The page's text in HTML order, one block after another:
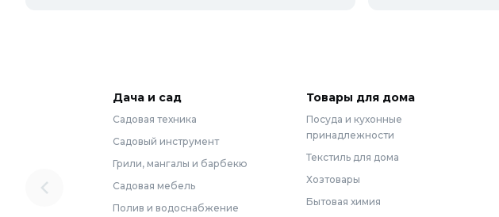
Дача и сад
Садовая техника
Садовый инструмент
Грили, мангалы и барбекю
Садовая мебель
Полив и водоснабжение
Товары для дома
Посуда и кухонные
принадлежности
Текстиль для дома
Хозтовары
Бытовая химия